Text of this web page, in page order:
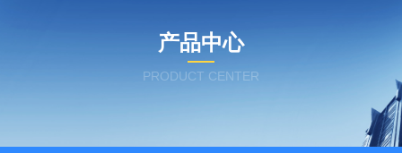
产品中心
PRODUCT CENTER